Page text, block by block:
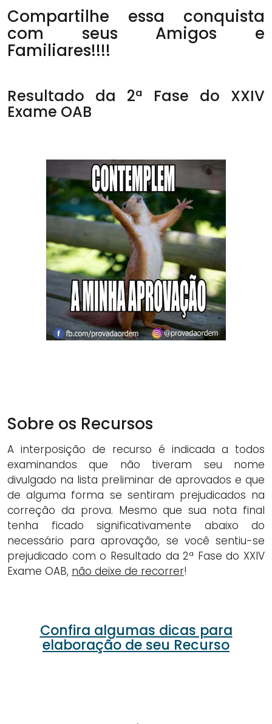
Compartilhe essa conquista
com seus Amigos e
Familiares!!!!
Resultado da 2ª Fase do XXIV
Exame OAB
Sobre os Recursos
A interposição de recurso é indicada a todos
examinandos que não tiveram seu nome
divulgado na lista preliminar de aprovados e que
de alguma forma se sentiram prejudicados na
correção da prova. Mesmo que sua nota final
tenha ficado significativamente abaixo do
necessário para aprovação, se você sentiu-se
prejudicado com o Resultado da 2ª Fase do XXIV
Exame OAB, não deixe de recorrer!
Confira algumas dicas para
elaboração de seu Recurso